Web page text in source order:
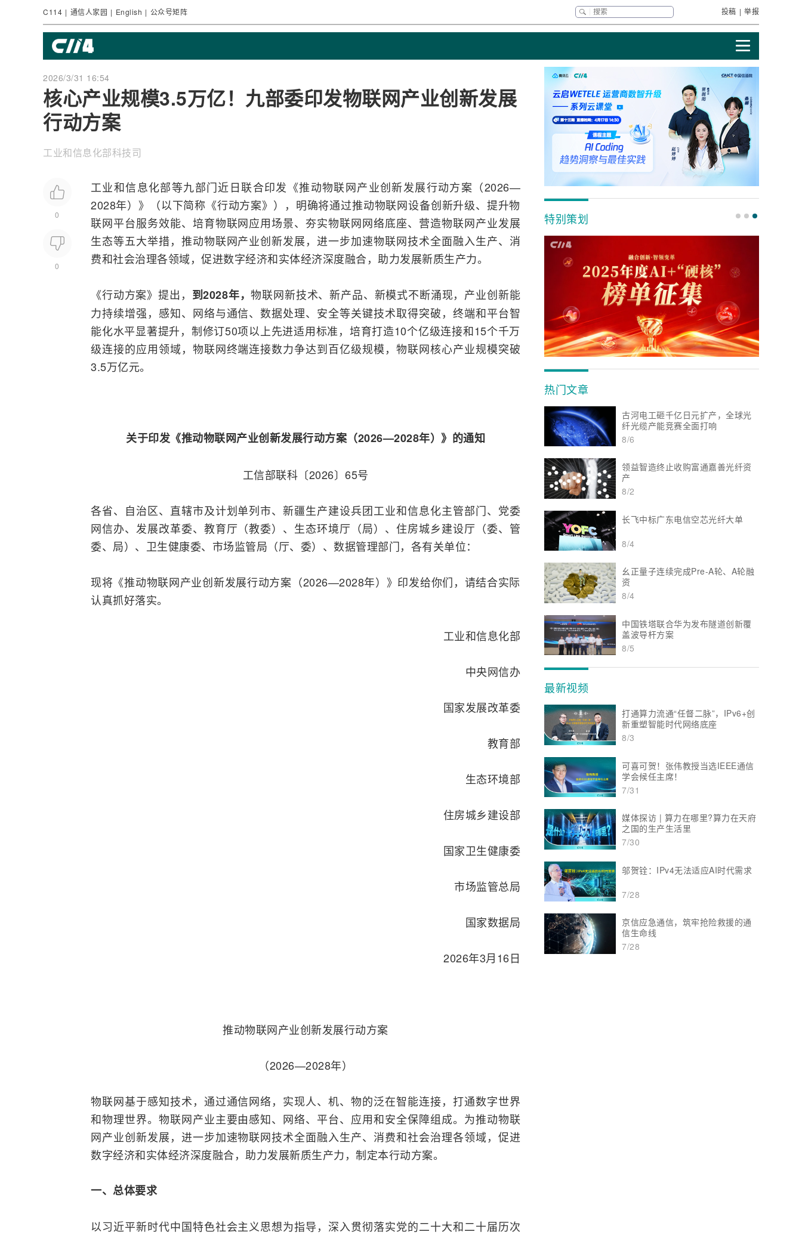
C114 | 通信人家园 | English | 公众号矩阵 投稿 | 举报
2026/3/31 16:54
核心产业规模3.5万亿！九部委印发物联网产业创新发展
行动方案
工业和信息化部科技司
0
0
工业和信息化部等九部门近日联合印发《推动物联网产业创新发展行动方案（2026—
2028年）》（以下简称《行动方案》），明确将通过推动物联网设备创新升级、提升物
联网平台服务效能、培育物联网应用场景、夯实物联网网络底座、营造物联网产业发展
生态等五大举措，推动物联网产业创新发展，进一步加速物联网技术全面融入生产、消
费和社会治理各领域，促进数字经济和实体经济深度融合，助力发展新质生产力。
《行动方案》提出， 到2028年，物联网新技术、新产品、新模式不断涌现，产业创新能
力持续增强，感知、网络与通信、数据处理、安全等关键技术取得突破，终端和平台智
能化水平显著提升，制修订50项以上先进适用标准，培育打造10个亿级连接和15个千万
级连接的应用领域，物联网终端连接数力争达到百亿级规模，物联网核心产业规模突破
3.5万亿元。
关于印发《推动物联网产业创新发展行动方案（2026—2028年）》的通知
工信部联科〔2026〕65号
各省、自治区、直辖市及计划单列市、新疆生产建设兵团工业和信息化主管部门、党委
网信办、发展改革委、教育厅（教委）、生态环境厅（局）、住房城乡建设厅（委、管
委、局）、卫生健康委、市场监管局（厅、委）、数据管理部门，各有关单位：
现将《推动物联网产业创新发展行动方案（2026—2028年）》印发给你们，请结合实际
认真抓好落实。
工业和信息化部
中央网信办
国家发展改革委
教育部
生态环境部
住房城乡建设部
国家卫生健康委
市场监管总局
国家数据局
2026年3月16日
推动物联网产业创新发展行动方案
（2026—2028年）
物联网基于感知技术，通过通信网络，实现人、机、物的泛在智能连接，打通数字世界
和物理世界。物联网产业主要由感知、网络、平台、应用和安全保障组成。为推动物联
网产业创新发展，进一步加速物联网技术全面融入生产、消费和社会治理各领域，促进
数字经济和实体经济深度融合，助力发展新质生产力，制定本行动方案。
一、总体要求
以习近平新时代中国特色社会主义思想为指导，深入贯彻落实党的二十大和二十届历次
特别策划
热门文章
古河电工砸千亿日元扩产，全球光
纤光缆产能竞赛全面打响
8/6
领益智造终止收购富通嘉善光纤资
产
8/2
长飞中标广东电信空芯光纤大单
8/4
幺正量子连续完成Pre-A轮、A轮融
资
8/4
中国铁塔联合华为发布隧道创新覆
盖波导杆方案
8/5
最新视频
打通算力流通“任督二脉”，IPv6+创
新重塑智能时代网络底座
8/3
可喜可贺！张伟教授当选IEEE通信
学会候任主席！
7/31
媒体探访 | 算力在哪里?算力在天府
之国的生产生活里
7/30
邬贺铨：IPv4无法适应AI时代需求
7/28
京信应急通信，筑牢抢险救援的通
信生命线
7/28